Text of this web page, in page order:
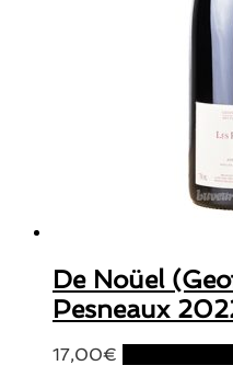
De Noüel
Pesneaux
17,00€